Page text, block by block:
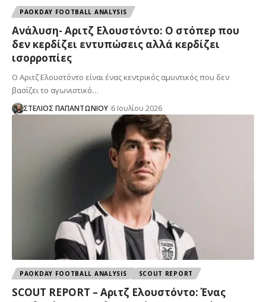
PAOKDAY FOOTBALL ANALYSIS
Ανάλυση- Αριτζ Ελουστόντο: Ο στόπερ που
δεν κερδίζει εντυπώσεις αλλά κερδίζει
ισορροπίες
Ο Αριτζ Ελουστόντο είναι ένας κεντρικός αμυντικός που δεν
βασίζει το αγωνιστικό…
ΣΤΕΛΙΟΣ ΠΑΠΑΝΤΩΝΙΟΥ 6 Ιουλίου 2026
PAOKDAY FOOTBALL ANALYSIS SCOUT REPORT
SCOUT REPORT – Αριτζ Ελουστόντο: Ένας